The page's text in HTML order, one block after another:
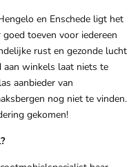
en Enschede ligt het
toeven voor iedereen
rust en gezonde lucht
aan winkels laat niets te
aanbieder van
nog niet te vinden.
gekomen!